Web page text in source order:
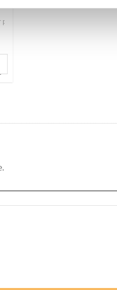
språng
Lägg till i favoriter